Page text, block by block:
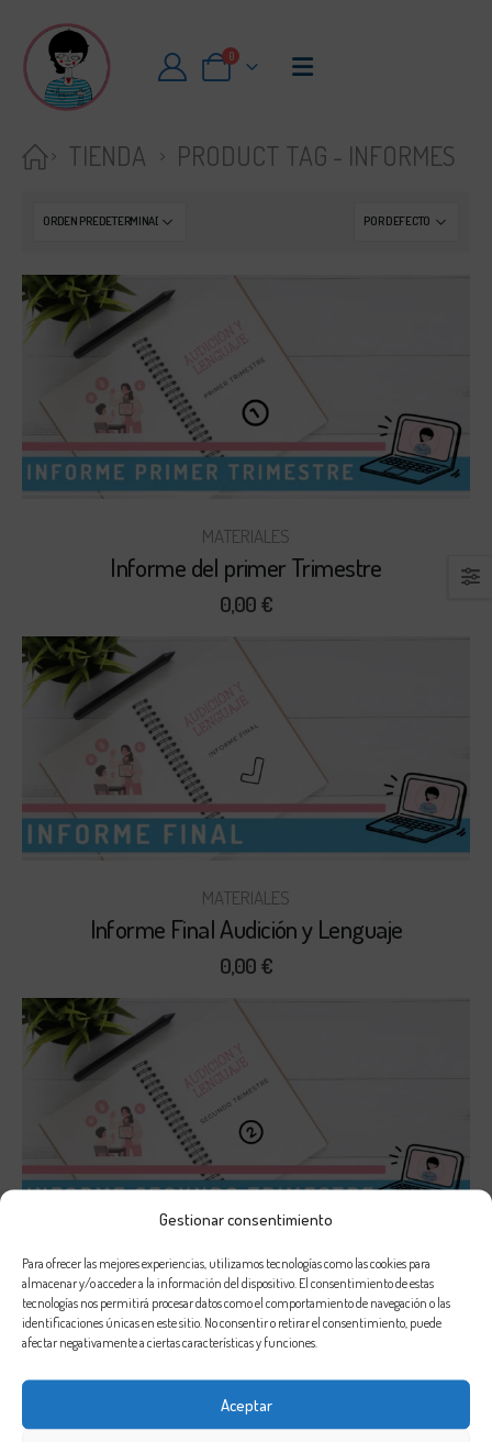
Gestionar consentimiento
Para ofrecer las mejores experiencias, utilizamos tecnologías como las cookies para
almacenar y/o acceder a la información del dispositivo. El consentimiento de estas
tecnologías nos permitirá procesar datos como el comportamiento de navegación o las
identificaciones únicas en este sitio. No consentir o retirar el consentimiento, puede
afectar negativamente a ciertas características y funciones.
Aceptar
0
TIENDA PRODUCT TAG - INFORMES
MATERIALES
Informe del primer Trimestre
0,00 €
MATERIALES
Informe Final Audición y Lenguaje
0,00 €
MATERIALES
Informe del Segundo Trimestre
0,00€